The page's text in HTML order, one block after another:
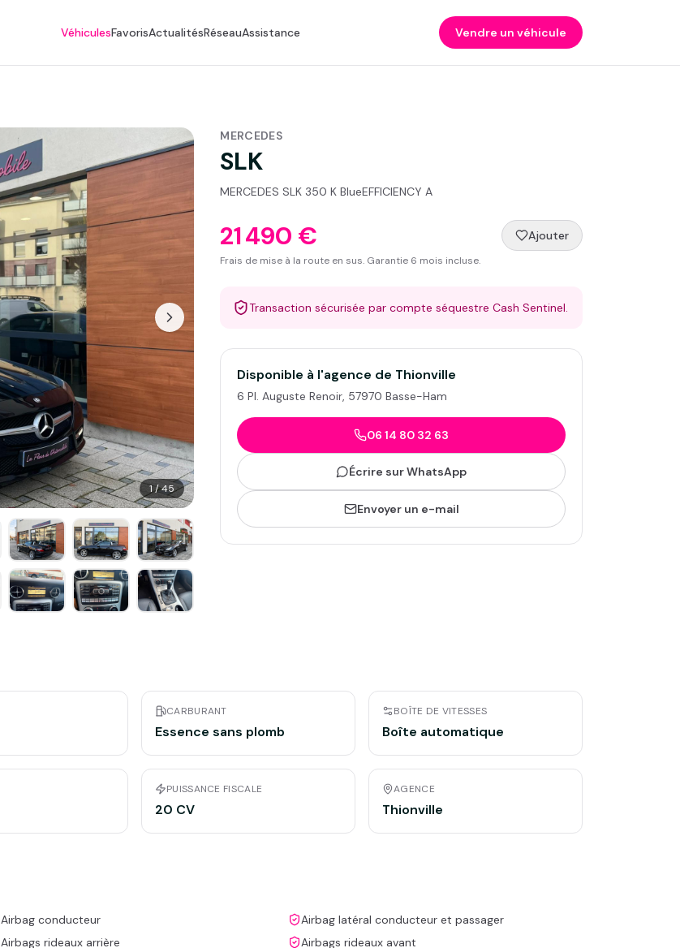
VéhiculesFavorisActualitésRéseauAssistance Vendre un véhicule
1/45
MERCEDES
SLK
MERCEDES SLK 350 K BlueEFFICIENCY A
21 490 € Ajouter
Frais de mise à la route en sus. Garantie 6 mois incluse.
Transaction sécurisée par compte séquestre Cash Sentinel.
Disponible à l'agence de Thionville
6 Pl. Auguste Renoir, 57970 Basse-Ham
06 14 80 32 63
Écrire sur WhatsApp
Envoyer un e-mail
CARBURANT
Essence sans plomb
BOÎTE DE VITESSES
Boîte automatique
PUISSANCE FISCALE
20 CV
AGENCE
Thionville
Airbag conducteur
Airbag latéral conducteur et passager
Airbags rideaux arrière
Airbags rideaux avant